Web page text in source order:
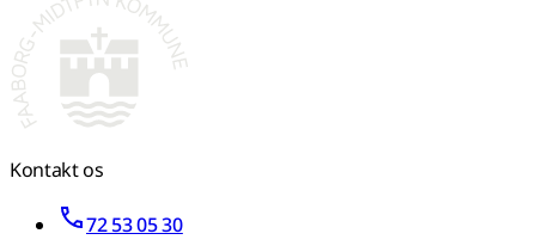
Kontakt os
72 53 05 30